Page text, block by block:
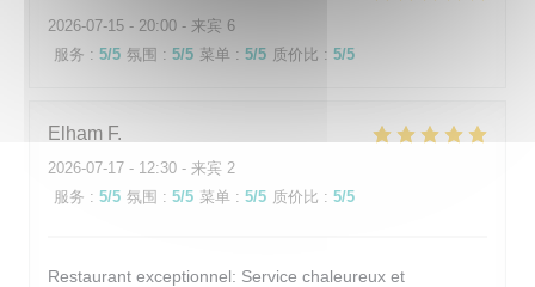
2026-07-15 - 20:00 - 来宾 6
服务 : 5/5 氛围 : 5/5 菜单 : 5/5 质价比 : 5/5
Elham F
2026-07-17 - 12:30 - 来宾 2
服务 : 5/5 氛围 : 5/5 菜单 : 5/5 质价比 : 5/5
Restaurant exceptionnel: Service chaleureux et